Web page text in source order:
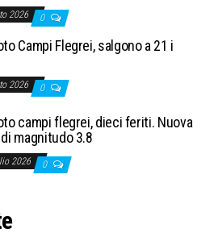
2026 0
Campi Flegrei, salgono a 21 i
2026 0
campi flegrei, dieci feriti. Nuova
magnitudo 3.8
2026 0